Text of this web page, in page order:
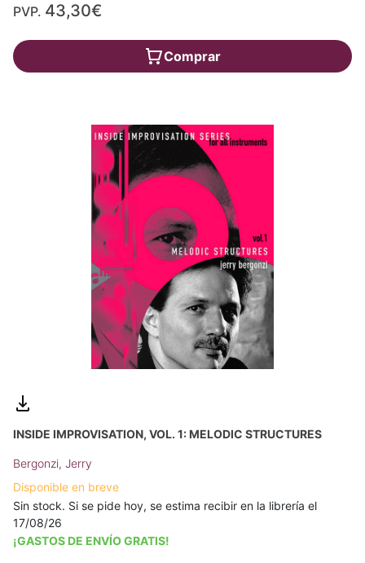
PVP. 43,30€
Comprar
INSIDE IMPROVISATION, VOL. 1: MELODIC STRUCTURES
Bergonzi, Jerry
Disponible en breve
Sin stock. Si se pide hoy, se estima recibir en la librería el
17/08/26
¡GASTOS DE ENVÍO GRATIS!